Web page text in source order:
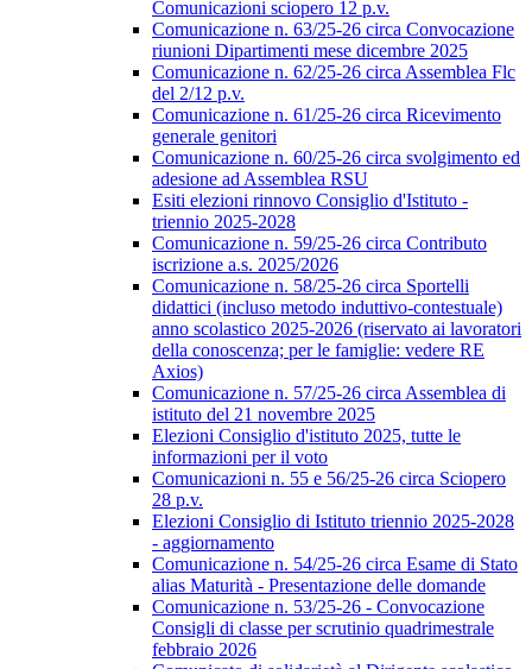
Comunicazioni sciopero 12 p.v.
Comunicazione n. 63/25-26 circa Convocazione
riunioni Dipartimenti mese dicembre 2025
Comunicazione n. 62/25-26 circa Assemblea Flc
del 2/12 p.v.
Comunicazione n. 61/25-26 circa Ricevimento
generale genitori
Comunicazione n. 60/25-26 circa svolgimento ed
adesione ad Assemblea RSU
Esiti elezioni rinnovo Consiglio d'Istituto -
triennio 2025-2028
Comunicazione n. 59/25-26 circa Contributo
iscrizione a.s. 2025/2026
Comunicazione n. 58/25-26 circa Sportelli
didattici (incluso metodo induttivo-contestuale)
anno scolastico 2025-2026 (riservato ai lavoratori
della conoscenza; per le famiglie: vedere RE
Axios)
Comunicazione n. 57/25-26 circa Assemblea di
istituto del 21 novembre 2025
Elezioni Consiglio d'istituto 2025, tutte le
informazioni per il voto
Comunicazioni n. 55 e 56/25-26 circa Sciopero
28 p.v.
Elezioni Consiglio di Istituto triennio 2025-2028
- aggiornamento
Comunicazione n. 54/25-26 circa Esame di Stato
alias Maturità - Presentazione delle domande
Comunicazione n. 53/25-26 - Convocazione
Consigli di classe per scrutinio quadrimestrale
febbraio 2026